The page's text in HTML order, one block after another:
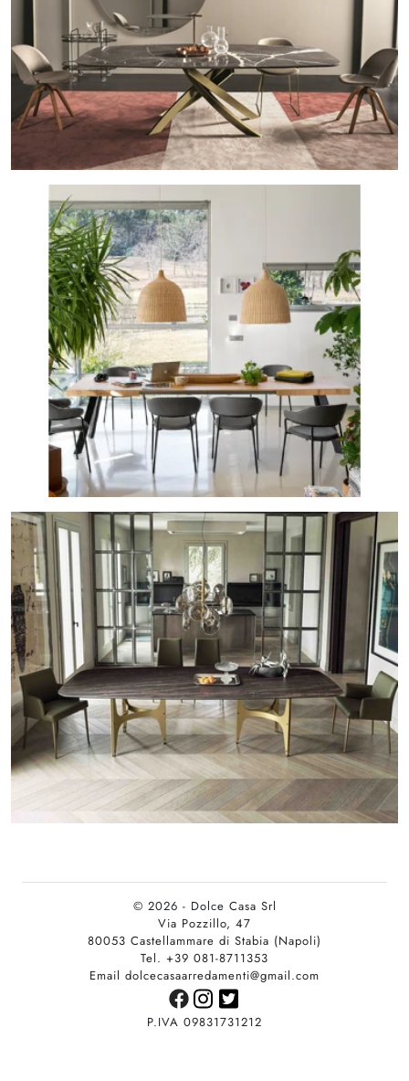
© 2026 - Dolce Casa Srl
Via Pozzillo, 47
80053 Castellammare di Stabia (Napoli)
Tel. +39 081-8711353
Email dolcecasaarredamenti@gmail.com
P.IVA 09831731212